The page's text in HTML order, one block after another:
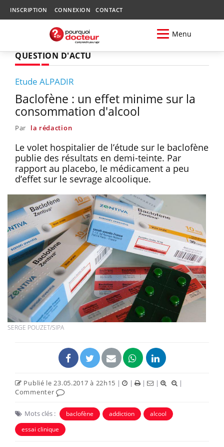
INSCRIPTION CONNEXION CONTACT
Menu
QUESTION D'ACTU
Etude ALPADIR
Baclofène : un effet minime sur la
consommation d'alcool
Par la rédaction
Le volet hospitalier de l’étude sur le baclofène
publie des résultats en demi-teinte. Par
rapport au placebo, le médicament a peu
d’effet sur le sevrage alcoolique.
SERGE POUZET/SIPA
Publié le 23.05.2017 à 22h15 | | | |
|
Commenter
Mots clés : baclofène addiction
alcool
essai clinique